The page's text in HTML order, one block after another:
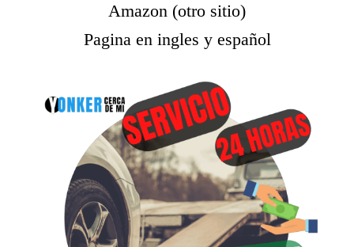
Amazon (otro sitio)
Pagina en ingles y español